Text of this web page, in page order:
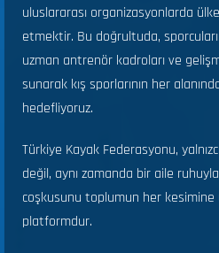
uluslararası organizasyonlarda
etmektir. Bu doğrultuda,
uzman antrenör kadroları ve
sunarak kış sporlarının her
hedefliyoruz.
Türkiye Kayak Federasyonu,
değil, aynı zamanda bir aile ruhuyla
coşkusunu toplumun her kesimine
platformdur.